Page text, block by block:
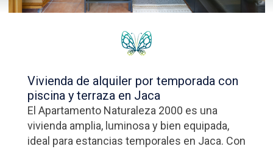
Vivienda de alquiler por temporada con
piscina y terraza en Jaca
El Apartamento Naturaleza 2000 es una
vivienda amplia, luminosa y bien equipada,
ideal para estancias temporales en Jaca. Con